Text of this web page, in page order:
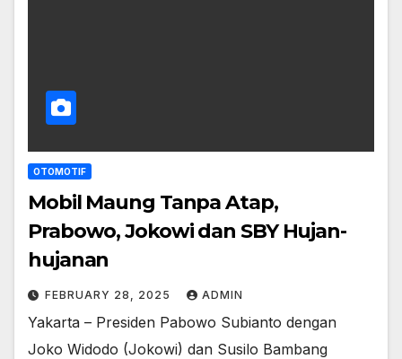
OTOMOTIF
Mobil Maung Tanpa Atap,
Prabowo, Jokowi dan SBY Hujan-
hujanan
FEBRUARY 28, 2025 ADMIN
Yakarta – Presiden Pabowo Subianto dengan
Joko Widodo (Jokowi) dan Susilo Bambang